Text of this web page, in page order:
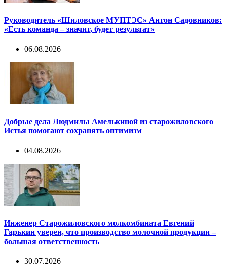
Руководитель «Шиловское МУПТЭС» Антон Садовников:
«Есть команда – значит, будет результат»
06.08.2026
Добрые дела Людмилы Амелькиной из старожиловского
Истья помогают сохранять оптимизм
04.08.2026
Инженер Старожиловского молкомбината Евгений
Гарькин уверен, что производство молочной продукции –
большая ответственность
30.07.2026